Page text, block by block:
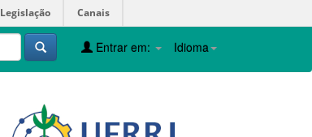
Legislação Canais
Idioma
Entrar em: